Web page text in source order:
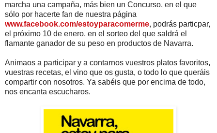
marcha una campaña, más bien un Concurso, en el que
sólo por hacerte fan de nuestra página
www.facebook.com/estoyparacomerme, podrás particpar,
el próximo 10 de enero, en el sorteo del que saldrá el
flamante ganador de su peso en productos de Navarra.
Animaos a participar y a contarnos vuestros platos favoritos,
vuestras recetas, el vino que os gusta, o todo lo que queráis
compartir con nosotros. Ya sabéis que por encima de todo,
nos encanta escucharos.